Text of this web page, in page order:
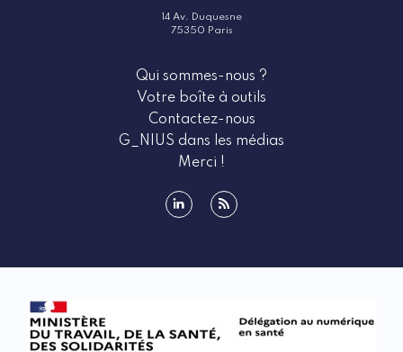
14 Av. Duquesne
75350 Paris
Qui sommes-nous ?
Votre boîte à outils
Contactez-nous
G_NIUS dans les médias
Merci !